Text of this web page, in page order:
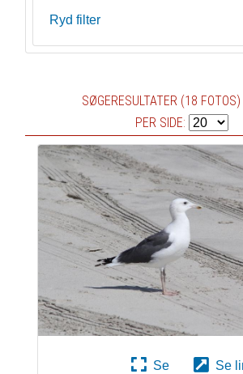
Ryd filter
SØGERESULTATER (18 FOTOS)
PER SIDE:
Se
Se